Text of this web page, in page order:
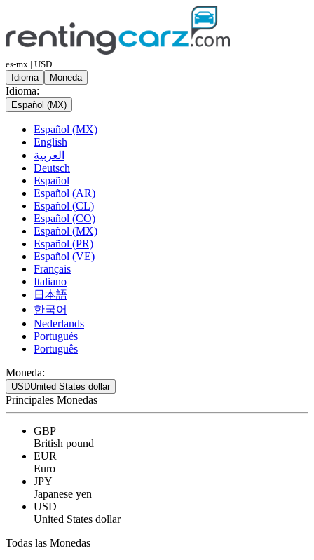
es-mx | USD
Idioma
Moneda
Idioma:
Español (MX)
Español (MX)
English
العربية
Deutsch
Español
Español (AR)
Español (CL)
Español (CO)
Español (MX)
Español (PR)
Español (VE)
Français
Italiano
日本語
한국어
Nederlands
Portugués
Português
Moneda:
USDUnited States dollar
Principales Monedas
GBP
British pound
EUR
Euro
JPY
Japanese yen
USD
United States dollar
Todas las Monedas